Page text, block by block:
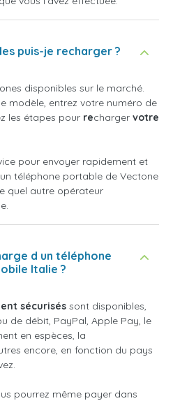
puis-je recharger ?
disponibles sur le marché.
modèle, entrez votre numéro de
les étapes pour recharger votre
pour envoyer rapidement et
téléphone portable de Vectone
quel autre opérateur
d un téléphone
Italie ?
sécurisés sont disponibles,
de débit, PayPal, Apple Pay, le
en espèces, la
encore, en fonction du pays
pourrez même payer dans